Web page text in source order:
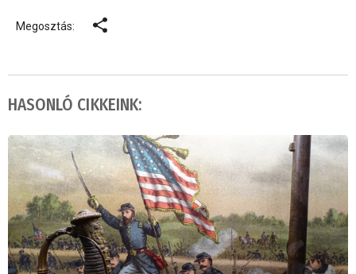
Megosztás:
HASONLÓ CIKKEINK: